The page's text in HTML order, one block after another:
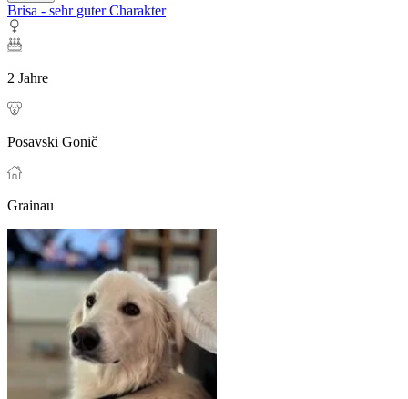
Brisa - sehr guter Charakter
2 Jahre
Posavski Gonič
Grainau